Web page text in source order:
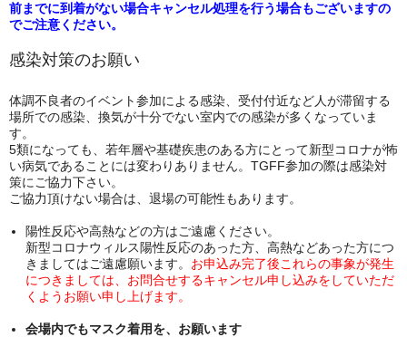
前までに到着がない場合キャンセル処理を行う場合もございますの
でご注意ください。
感染対策のお願い
体調不良者のイベント参加による感染、受付付近など人が滞留する
場所での感染、換気が十分でない室内での感染が多くなっていま
す。
5類になっても、若年層や基礎疾患のある方にとって新型コロナが怖
い病気であることには変わりありません。TGFF参加の際は感染対
策にご協力下さい。
ご協力頂けない場合は、退場の可能性もあります。
陽性反応や高熱などの方はご遠慮ください。
新型コロナウィルス陽性反応のあった方、高熱などあった方につ
きましてはご遠慮願います。 お申込み完了後これらの事象が発生
につきましては、お問合せするキャンセル申し込みをしていただ
くようお願い申し上げます。
会場内でもマスク着用を、お願います